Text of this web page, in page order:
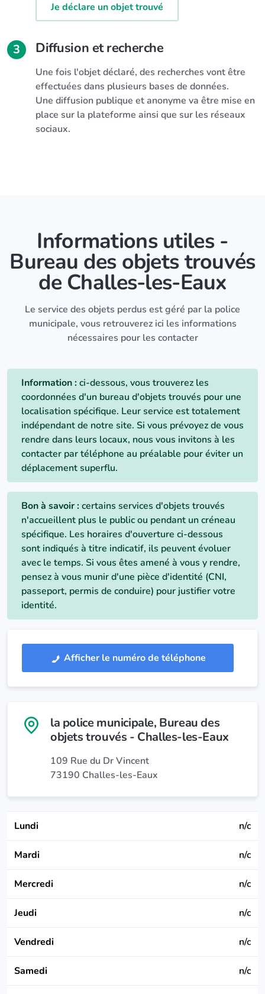
Je déclare un objet trouvé
3 Diffusion et recherche
Une fois l'objet déclaré, des recherches vont être
effectuées dans plusieurs bases de données.
Une diffusion publique et anonyme va être mise en
place sur la plateforme ainsi que sur les réseaux
sociaux.
Informations utiles -
Bureau des objets trouvés
de Challes-les-Eaux
Le service des objets perdus est géré par la police
municipale, vous retrouverez ici les informations
nécessaires pour les contacter
Information :ci-dessous, vous trouverez les
coordonnées d'un bureau d'objets trouvés pour une
localisation spécifique. Leur service est totalement
indépendant de notre site. Si vous prévoyez de vous
rendre dans leurs locaux, nous vous invitons à les
contacter par téléphone au préalable pour éviter un
déplacement superflu.
Bon à savoir :certains services d'objets trouvés
n'accueillent plus le public ou pendant un créneau
spécifique. Les horaires d'ouverture ci-dessous
sont indiqués à titre indicatif, ils peuvent évoluer
avec le temps. Si vous êtes amené à vous y rendre,
pensez à vous munir d'une pièce d'identité (CNI,
passeport, permis de conduire) pour justifier votre
identité.
Afficher le numéro de téléphone
la police municipale, Bureau des
objets trouvés - Challes-les-Eaux
109 Rue du Dr Vincent
73190 Challes-les-Eaux
Lundi n/c
Mardi n/c
Mercredi n/c
Jeudi n/c
Vendredi n/c
Samedi n/c